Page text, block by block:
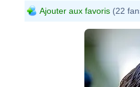
Ajouter aux favoris (22